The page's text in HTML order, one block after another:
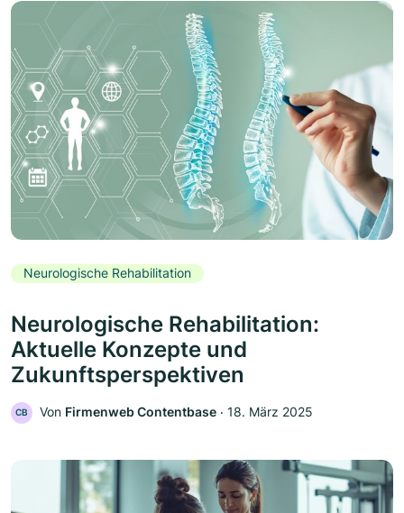
Neurologische Rehabilitation
Neurologische Rehabilitation:
Aktuelle Konzepte und
Zukunftsperspektiven
CB Von Firmenweb Contentbase ‧ 18. März 2025